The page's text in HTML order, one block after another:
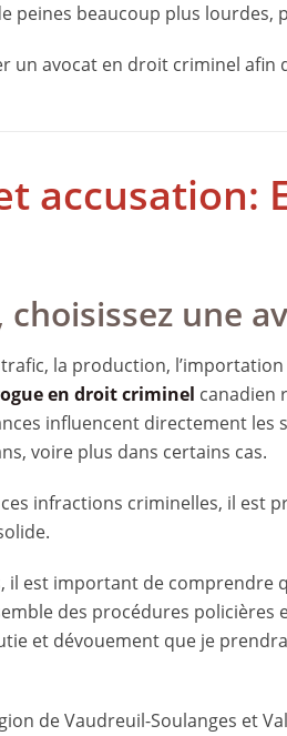
peines beaucoup plus
un avocat en droit criminel
accusation:
une
la production,
en droit criminel canadien
influencent directement les
voire plus dans certains cas.
infractions criminelles, il
il est important de comprendre
des procédures
et dévouement que je
de Vaudreuil-Soulanges et